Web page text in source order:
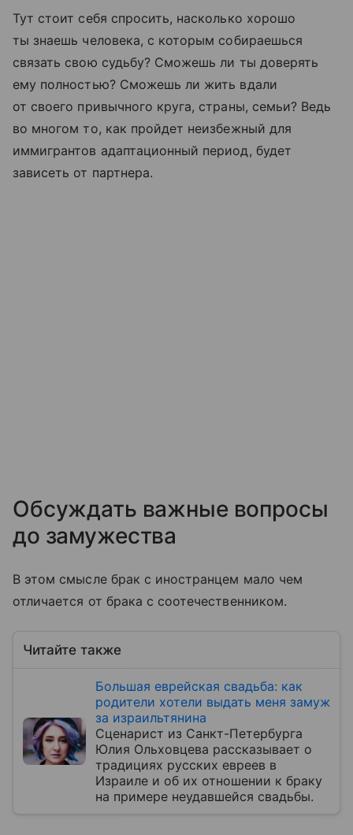
Тут стоит себя спросить, насколько хорошо
ты знаешь человека, с которым собираешься
связать свою судьбу? Сможешь ли ты доверять
ему полностью? Сможешь ли жить вдали
от своего привычного круга, страны, семьи? Ведь
во многом то, как пройдет неизбежный для
иммигрантов адаптационный период, будет
зависеть от партнера.
Обсуждать важные вопросы
до замужества
В этом смысле брак с иностранцем мало чем
отличается от брака с соотечественником.
Читайте также
Большая еврейская свадьба: как
родители хотели выдать меня замуж
за израильтянина
Сценарист из Санкт-Петербурга
Юлия Ольховцева рассказывает о
традициях русских евреев в
Израиле и об их отношении к браку
на примере неудавшейся свадьбы.